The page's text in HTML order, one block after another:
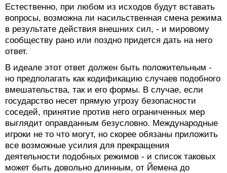
Естественно, при любом из исходов будут вставать
вопросы, возможна ли насильственная смена режима
в результате действия внешних сил, - и мировому
сообществу рано или поздно придется дать на него
ответ.
В идеале этот ответ должен быть положительным -
но предполагать как кодификацию случаев подобного
вмешательства, так и его формы. В случае, если
государство несет прямую угрозу безопасности
соседей, принятие против него ограниченных мер
выглядит оправданным безусловно. Международные
игроки не то что могут, но скорее обязаны приложить
все возможные усилия для прекращения
деятельности подобных режимов - и список таковых
может быть довольно длинным, от Йемена до